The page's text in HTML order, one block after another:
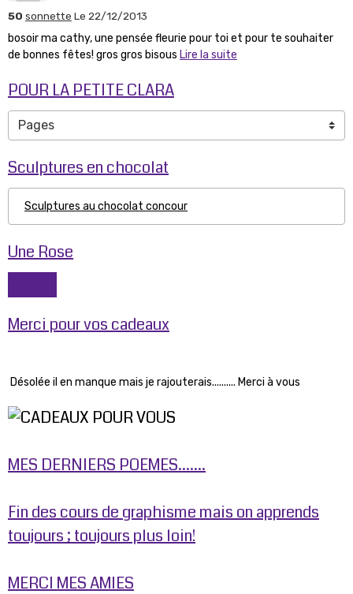
50 sonnette Le 22/12/2013
bosoir ma cathy, une pensée fleurie pour toi et pour te souhaiter
de bonnes fêtes! gros gros bisous Lire la suite
POUR LA PETITE CLARA
Sculptures en chocolat
Sculptures au chocolat concour
Une Rose
Merci pour vos cadeaux
Désolée il en manque mais je rajouterais.......... Merci à vous
MES DERNIERS POEMES.......
Fin des cours de graphisme mais on apprends
toujours ; toujours plus loin!
MERCI MES AMIES